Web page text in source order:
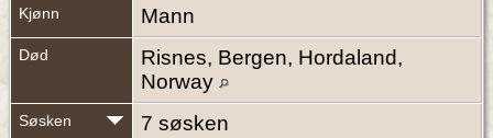
Kjønn Mann
Død
Risnes, Bergen, Hordaland,
Norway
Søsken 7 søsken